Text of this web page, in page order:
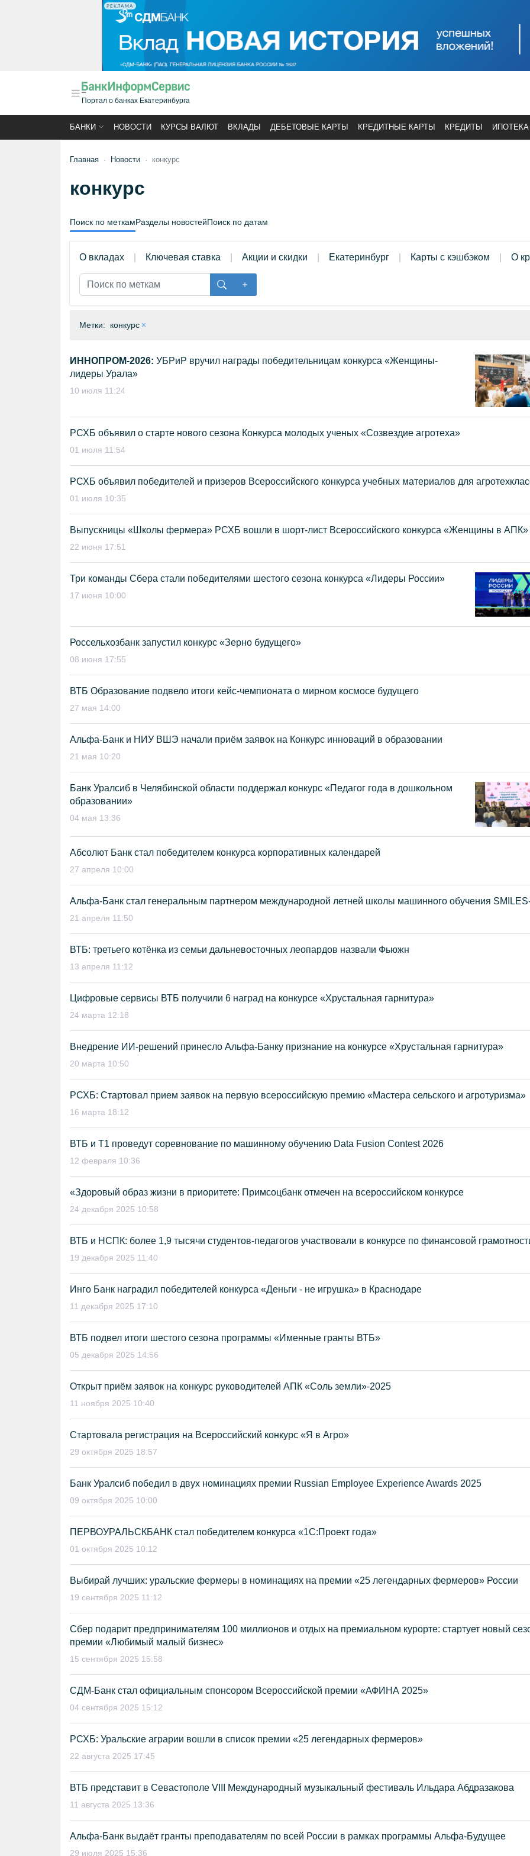
РЕКЛАМА
Портал о банках Екатеринбурга
БАНКИ НОВОСТИ КУРСЫ ВАЛЮТ ВКЛАДЫ ДЕБЕТОВЫЕ КАРТЫ КРЕДИТНЫЕ КАРТЫ КРЕДИТЫ ИПОТЕКА
Главная Новости конкурс
конкурс
Поиск по меткамРазделы новостейПоиск по датам
О вкладах Ключевая ставка Акции и скидки Екатеринбург Карты с кэшбэком О
Метки: конкурс
ИННОПРОМ-2026: УБРиР вручил награды победительницам конкурса «Женщины-
лидеры Урала»
10 июля 11:24
РСХБ объявил о старте нового сезона Конкурса молодых ученых «Созвездие агротеха»
01 июля 11:54
РСХБ объявил победителей и призеров Всероссийского конкурса учебных материалов для
01 июля 10:35
Выпускницы «Школы фермера» РСХБ вошли в шорт-лист Всероссийского конкурса «Женщины в АПК»
22 июня 17:51
Три команды Сбера стали победителями шестого сезона конкурса «Лидеры России»
17 июня 10:00
Россельхозбанк запустил конкурс «Зерно будущего»
08 июня 17:55
ВТБ Образование подвело итоги кейс-чемпионата о мирном космосе будущего
27 мая 14:00
Альфа-Банк и НИУ ВШЭ начали приём заявок на Конкурс инноваций в образовании
21 мая 10:20
Банк Уралсиб в Челябинской области поддержал конкурс «Педагог года в дошкольном
образовании»
04 мая 13:36
Абсолют Банк стал победителем конкурса корпоративных календарей
27 апреля 10:00
Альфа-Банк стал генеральным партнером международной летней школы машинного обучения
21 апреля 11:50
ВТБ: третьего котёнка из семьи дальневосточных леопардов назвали Фьюжн
13 апреля 11:12
Цифровые сервисы ВТБ получили 6 наград на конкурсе «Хрустальная гарнитура»
24 марта 12:18
Внедрение ИИ-решений принесло Альфа-Банку признание на конкурсе «Хрустальная гарнитура»
20 марта 10:50
РСХБ: Стартовал прием заявок на первую всероссийскую премию «Мастера сельского и агротуризма»
16 марта 18:12
ВТБ и Т1 проведут соревнование по машинному обучению Data Fusion Contest 2026
12 февраля 10:36
«Здоровый образ жизни в приоритете: Примсоцбанк отмечен на всероссийском конкурсе
24 декабря 2025 10:58
ВТБ и НСПК: более 1,9 тысячи студентов-педагогов участвовали в конкурсе по финансовой
19 декабря 2025 11:40
Инго Банк наградил победителей конкурса «Деньги - не игрушка» в Краснодаре
11 декабря 2025 17:10
ВТБ подвел итоги шестого сезона программы «Именные гранты ВТБ»
05 декабря 2025 14:56
Открыт приём заявок на конкурс руководителей АПК «Соль земли»-2025
11 ноября 2025 10:40
Стартовала регистрация на Всероссийский конкурс «Я в Агро»
29 октября 2025 18:57
Банк Уралсиб победил в двух номинациях премии Russian Employee Experience Awards 2025
09 октября 2025 10:00
ПЕРВОУРАЛЬСКБАНК стал победителем конкурса «1С:Проект года»
01 октября 2025 10:12
Выбирай лучших: уральские фермеры в номинациях на премии «25 легендарных фермеров» России
19 сентября 2025 11:12
Сбер подарит предпринимателям 100 миллионов и отдых на премиальном курорте: стартует новый
премии «Любимый малый бизнес»
15 сентября 2025 15:58
СДМ-Банк стал официальным спонсором Всероссийской премии «АФИНА 2025»
04 сентября 2025 15:12
РСХБ: Уральские аграрии вошли в список премии «25 легендарных фермеров»
22 августа 2025 17:45
ВТБ представит в Севастополе VIII Международный музыкальный фестиваль Ильдара Абдразакова
11 августа 2025 13:36
Альфа-Банк выдаёт гранты преподавателям по всей России в рамках программы Альфа-Будущее
29 июля 2025 15:36